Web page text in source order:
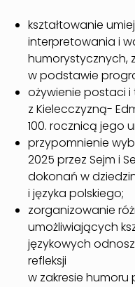
kształtowanie
interpretowania i
humorystycznych,
w podstawie
ożywienie postaci
z Kielecczyzną-
100. rocznicą jego
przypomnienie
2025 przez Sejm i
dokonań w
i języka polskiego;
zorganizowanie
umożliwiających
językowych
refleksji
w zakresie humoru